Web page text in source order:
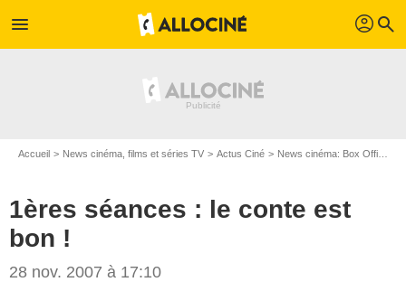
menu profil search
Accueil News cinéma, films et séries TV Actus Ciné News cinéma: Box Office
1ères séances : le conte est
bon !
28 nov. 2007 à 17:10